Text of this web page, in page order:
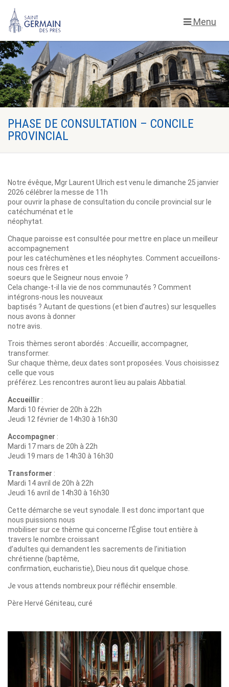
Menu
PHASE DE CONSULTATION – CONCILE
PROVINCIAL
Notre évêque, Mgr Laurent Ulrich est venu le dimanche 25 janvier
2026 célébrer la messe de 11h
pour ouvrir la phase de consultation du concile provincial sur le
catéchuménat et le
néophytat.
Chaque paroisse est consultée pour mettre en place un meilleur
accompagnement
pour les catéchumènes et les néophytes. Comment accueillons-
nous ces frères et
soeurs que le Seigneur nous envoie ?
Cela change-t-il la vie de nos communautés ? Comment
intégrons-nous les nouveaux
baptisés ? Autant de questions (et bien d’autres) sur lesquelles
nous avons à donner
notre avis.
Trois thèmes seront abordés : Accueillir, accompagner,
transformer.
Sur chaque thème, deux dates sont proposées. Vous choisissez
celle que vous
préférez. Les rencontres auront lieu au palais Abbatial.
Accueillir :
Mardi 10 février de 20h à 22h
Jeudi 12 février de 14h30 à 16h30
Accompagner :
Mardi 17 mars de 20h à 22h
Jeudi 19 mars de 14h30 à 16h30
Transformer :
Mardi 14 avril de 20h à 22h
Jeudi 16 avril de 14h30 à 16h30
Cette démarche se veut synodale. Il est donc important que
nous puissions nous
mobiliser sur ce thème qui concerne l’Église tout entière à
travers le nombre croissant
d’adultes qui demandent les sacrements de l’initiation
chrétienne (baptême,
confirmation, eucharistie), Dieu nous dit quelque chose.
Je vous attends nombreux pour réfléchir ensemble.
Père Hervé Géniteau, curé